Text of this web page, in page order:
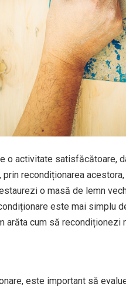
o activitate satisfăcătoare,
recondiționarea
o masă de lemn
este mai simplu
arăta cum să recondiționezi
este important să